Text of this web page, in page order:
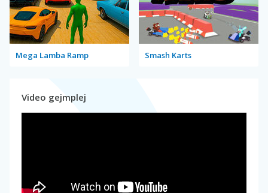
Mega Lamba Ramp Smash Karts
Video gejmplej